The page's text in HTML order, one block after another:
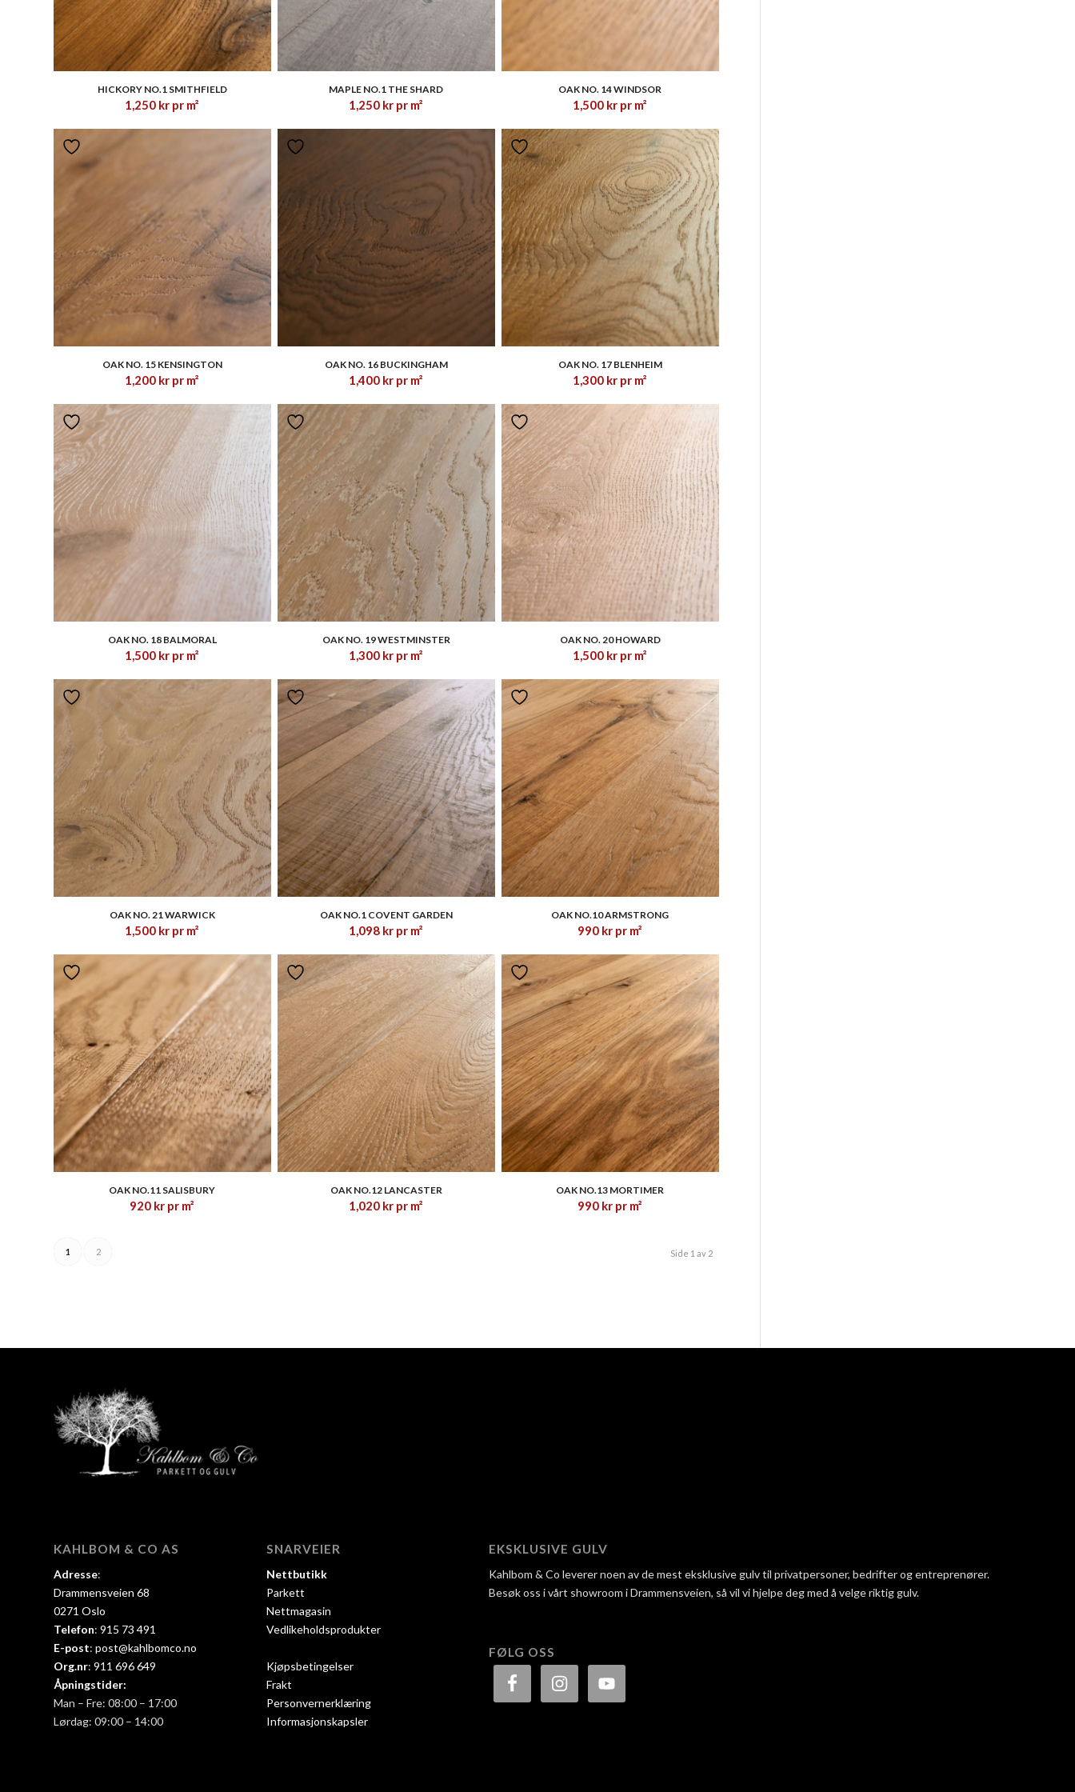
HICKORY NO.1 SMITHFIELD
1,250 kr pr m²
MAPLE NO.1 THE SHARD
1,250 kr pr m²
OAK NO. 14 WINDSOR
1,500 kr pr m²
OAK NO. 15 KENSINGTON
1,200 kr pr m²
OAK NO. 16 BUCKINGHAM
1,400 kr pr m²
OAK NO. 17 BLENHEIM
1,300 kr pr m²
OAK NO. 18 BALMORAL
1,500 kr pr m²
OAK NO. 19 WESTMINSTER
1,300 kr pr m²
OAK NO. 20 HOWARD
1,500 kr pr m²
OAK NO. 21 WARWICK
1,500 kr pr m²
OAK NO.1 COVENT GARDEN
1,098 kr pr m²
OAK NO.10 ARMSTRONG
990 kr pr m²
OAK NO.11 SALISBURY
920 kr pr m²
OAK NO.12 LANCASTER
1,020 kr pr m²
OAK NO.13 MORTIMER
990 kr pr m²
Side 1 av 2
1 2
KAHLBOM & CO AS
Adresse:
Drammensveien 68
0271 Oslo
Telefon: 915 73 491
E-post: post@kahlbomco.no
Org.nr: 911 696 649
Åpningstider:
Man – Fre: 08:00 – 17:00
Lørdag: 09:00 – 14:00
SNARVEIER
Nettbutikk
Parkett
Nettmagasin
Vedlikeholdsprodukter
Kjøpsbetingelser
Frakt
Personvernerklæring
Informasjonskapsler
EKSKLUSIVE GULV
Kahlbom & Co leverer noen av de mest eksklusive gulv til privatpersoner, bedrifter og entreprenører.
Besøk oss i vårt showroom i Drammensveien, så vil vi hjelpe deg med å velge riktig gulv.
FØLG OSS